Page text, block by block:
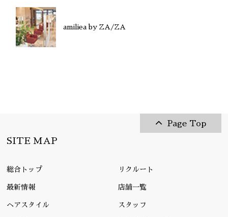
amiliea by ZA/ZA
Page Top
SITE MAP
総合トップ リクルート
最新情報 店舗一覧
ヘアスタイル スタッフ